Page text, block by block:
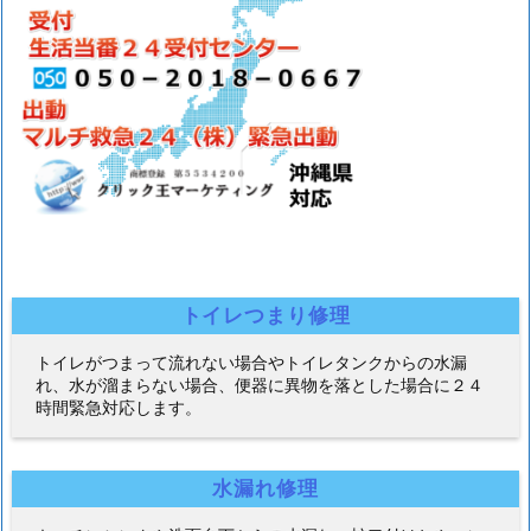
トイレつまり修理
トイレがつまって流れない場合やトイレタンクからの水漏
れ、水が溜まらない場合、便器に異物を落とした場合に２４
時間緊急対応します。
水漏れ修理